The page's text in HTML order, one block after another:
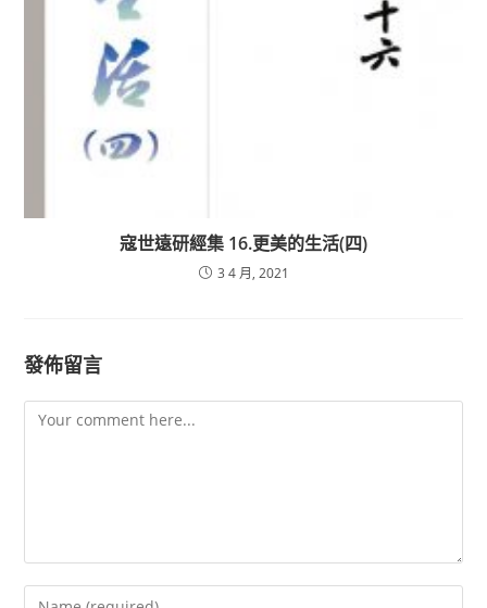
寇世遠研經集 16.更美的生活(四)
3 4 月, 2021
發佈留言